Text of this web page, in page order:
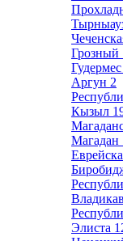
Грозный
Гудермес
Аргун 2
Кызыл
Магадан
Элиста